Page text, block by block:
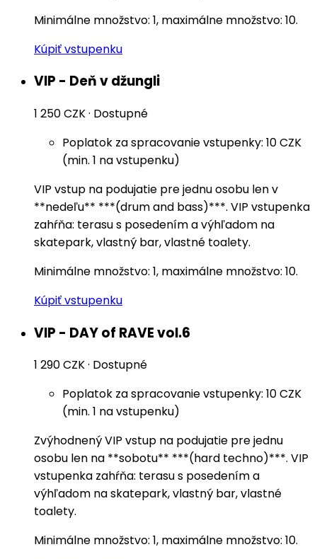
Minimálne množstvo: 1, maximálne množstvo: 10.
Kúpiť vstupenku
VIP - Deň v džungli
1 250 CZK· Dostupné
Poplatok za spracovanie vstupenky: 10 CZK
(min. 1 na vstupenku)
VIP vstup na podujatie pre jednu osobu len v
**nedeľu** ***(drum and bass)***. VIP vstupenka
zahŕňa: terasu s posedením a výhľadom na
skatepark, vlastný bar, vlastné toalety.
Minimálne množstvo: 1, maximálne množstvo: 10.
Kúpiť vstupenku
VIP - DAY of RAVE vol.6
1 290 CZK· Dostupné
Poplatok za spracovanie vstupenky: 10 CZK
(min. 1 na vstupenku)
Zvýhodnený VIP vstup na podujatie pre jednu
osobu len na **sobotu** ***(hard techno)***. VIP
vstupenka zahŕňa: terasu s posedením a
výhľadom na skatepark, vlastný bar, vlastné
toalety.
Minimálne množstvo: 1, maximálne množstvo: 10.